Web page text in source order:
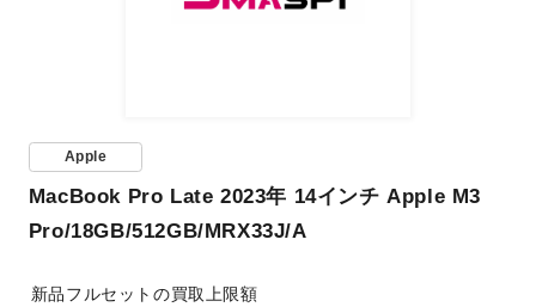
Apple
MacBook Pro Late 2023年 14インチ Apple M3
Pro/18GB/512GB/MRX33J/A
新品フルセットの買取上限額